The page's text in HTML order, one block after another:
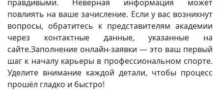
правдивыми. Неверная информация может
повлиять на ваше зачисление. Если у вас возникнут
вопросы, обратитесь к представителям академии
через контактные данные, указанные на
сайте.Заполнение онлайн-заявки — это ваш первый
шаг к началу карьеры в профессиональном спорте.
Уделите внимание каждой детали, чтобы процесс
прошёл гладко и быстро!